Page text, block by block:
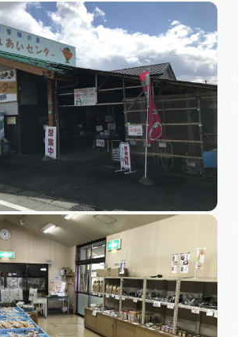
ーション
ーター記事
阜
産
イト「ＶＩＳＩＴ岐阜県」
トドア観光キャンペーン
と観光エリアガイド
データベース